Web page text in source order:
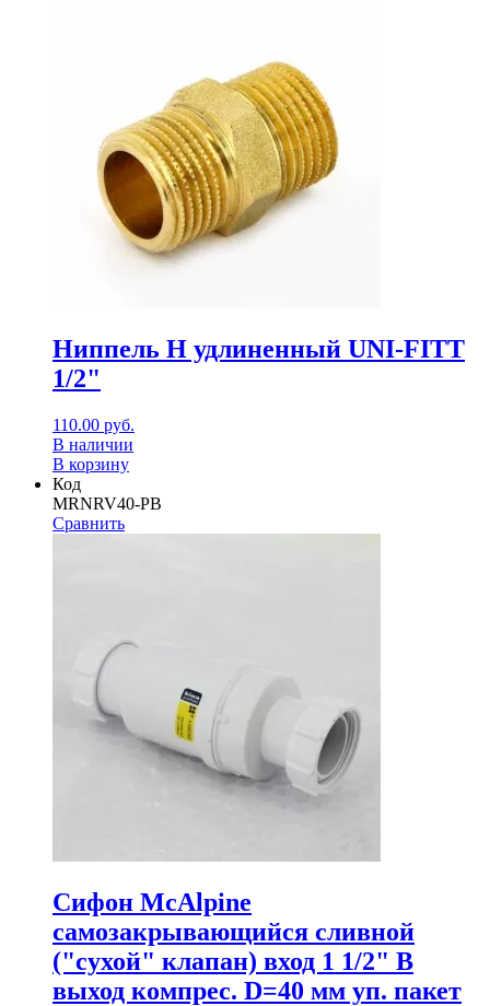
Ниппель Н удлиненный UNI-FITT
1/2"
110.00 руб.
В наличии
В корзину
Код
MRNRV40-PB
Сравнить
Сифон McAlpine
самозакрывающийся сливной
("сухой" клапан) вход 1 1/2" В
выход компрес. D=40 мм уп. пакет